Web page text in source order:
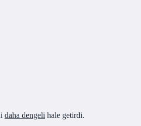
daha dengeli hale getirdi.